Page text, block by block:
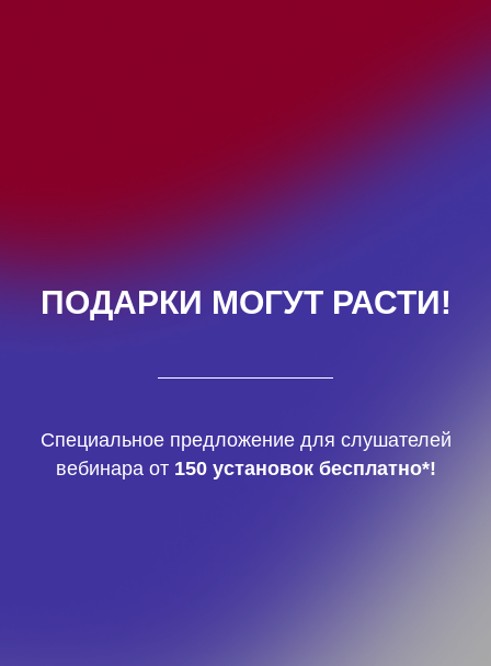
ПОДАРКИ МОГУТ РАСТИ!
Специальное предложение для слушателей
вебинара от 150 установок бесплатно*!